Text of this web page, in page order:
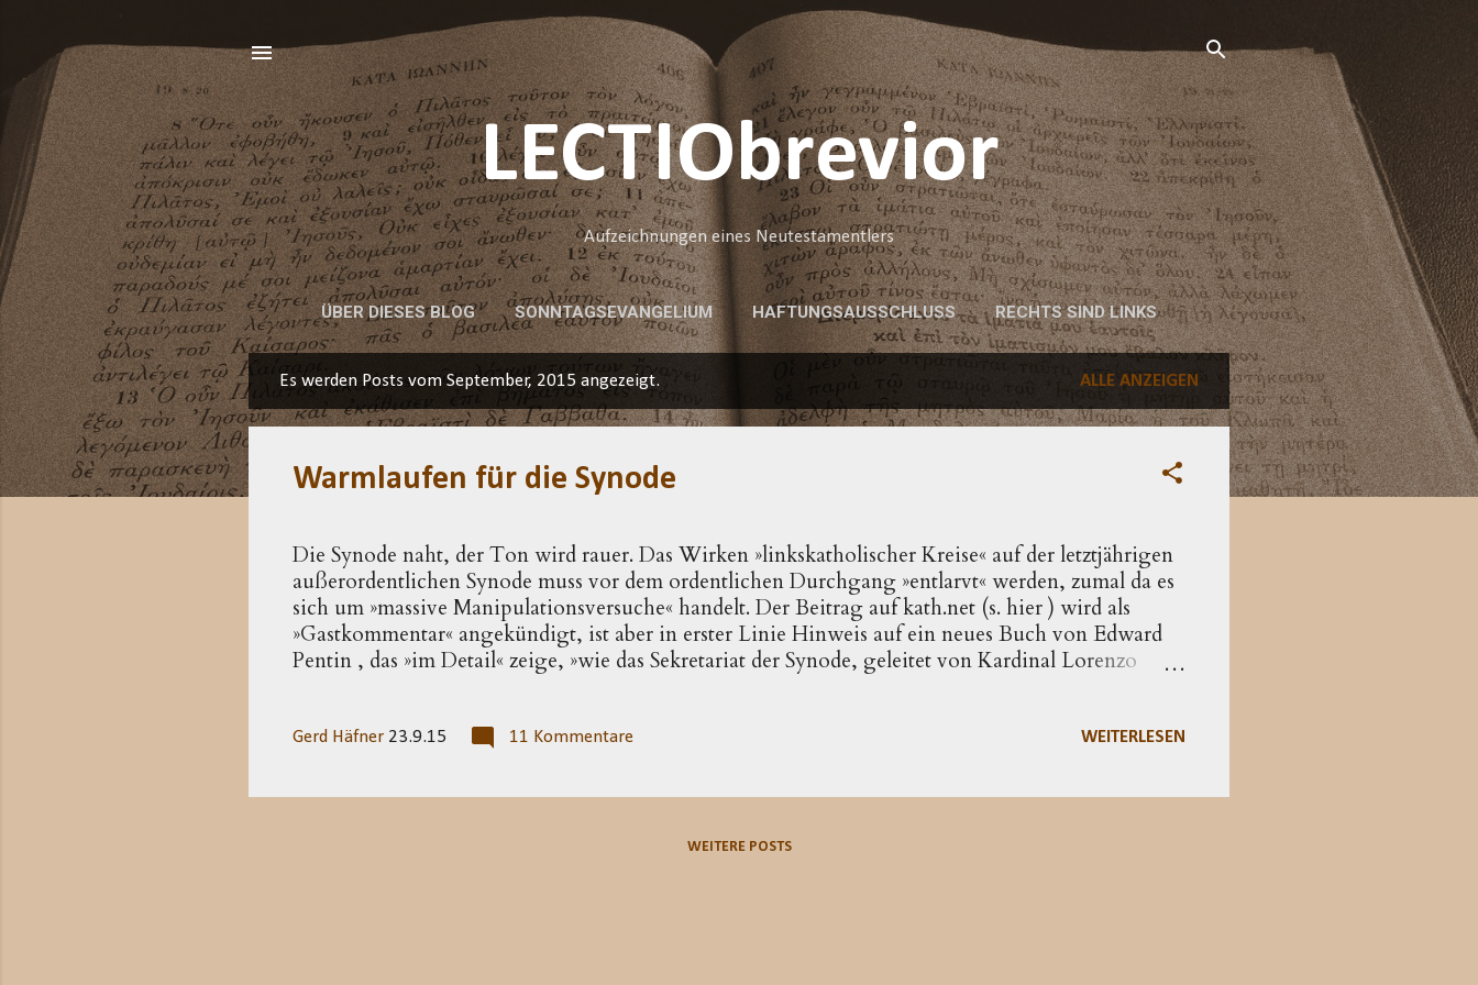
Direkt zum Hauptbereich
LECTIObrevior
Aufzeichnungen eines Neutestamentlers
ÜBER DIESES BLOG SONNTAGSEVANGELIUM HAFTUNGSAUSSCHLUSS RECHTS SIND LINKS
P
o
Es werden Posts vom September, 2015 angezeigt. ALLE ANZEIGEN
Warmlaufen für die Synode
Die Synode naht, der Ton wird rauer. Das Wirken »linkskatholischer Kreise« auf der letztjährigen
außerordentlichen Synode muss vor dem ordentlichen Durchgang »entlarvt« werden, zumal da es
sich um »massive Manipulationsversuche« handelt. Der Beitrag auf kath.net (s. hier ) wird als
»Gastkommentar« angekündigt, ist aber in erster Linie Hinweis auf ein neues Buch von Edward
Pentin , das »im Detail« zeige, »wie das Sekretariat der Synode, geleitet von Kardinal Lorenzo
durchzusetzen.« Ein Beispiel wird nicht mitgeteilt, wir müssen uns mit der pauschalen
entsprechenden Wortmeldungen eine Bedeutung zu verleihen, die sie weder in den Ansprachen
Gerd Häfner 23.9.15 11 Kommentare WEITERLESEN
WEITERE POSTS